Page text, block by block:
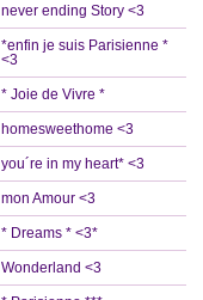
never ending Story <3
*enfin je suis Parisienne *
<3
* Joie de Vivre *
homesweethome <3
you´re in my heart* <3
mon Amour <3
* Dreams * <3*
Wonderland <3